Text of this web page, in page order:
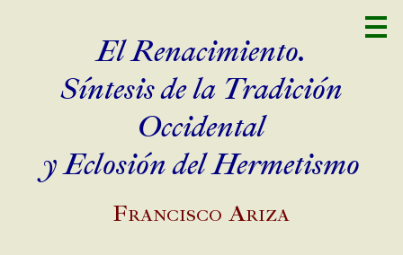
El Renacimiento.
Síntesis de la Tradición
Occidental
y Eclosión del Hermetismo
Francisco Ariza